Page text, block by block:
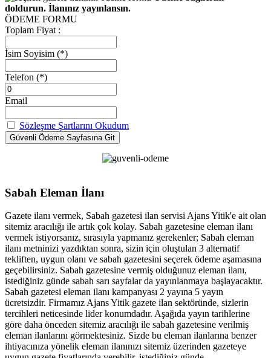
doldurun. İlanınız yayınlansın.
ÖDEME FORMU
Toplam Fiyat :
İsim Soyisim (*)
Telefon (*)
Email
Sözleşme Şartlarını Okudum
Sabah Eleman İlanı
Gazete ilanı vermek, Sabah gazetesi ilan servisi Ajans Yitik'e ait olan
sitemiz aracılığı ile artık çok kolay. Sabah gazetesine eleman ilanı
vermek istiyorsanız, sırasıyla yapmanız gerekenler; Sabah eleman
ilanı metninizi yazdıktan sonra, sizin için oluştulan 3 alternatif
tekliften, uygun olanı ve sabah gazetesini seçerek ödeme aşamasına
geçebilirsiniz. Sabah gazetesine vermiş olduğunuz eleman ilanı,
istediğiniz günde sabah sarı sayfalar da yayınlanmaya başlayacaktır.
Sabah gazetesi eleman ilanı kampanyası 2 yayına 5 yayın
ücretsizdir. Firmamız Ajans Yitik gazete ilan sektöründe, sizlerin
tercihleri neticesinde lider konumdadır. Aşağıda yayın tarihlerine
göre daha önceden sitemiz aracılığı ile sabah gazetesine verilmiş
eleman ilanlarını görmektesiniz. Sizde bu eleman ilanlarına benzer
ihtiyacınıza yönelik eleman ilanınızı sitemiz üzerinden gazeteye